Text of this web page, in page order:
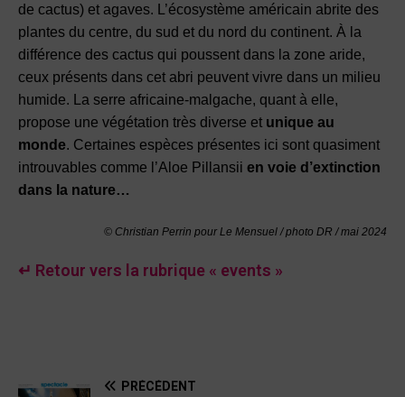
de cactus) et agaves. L’écosystème américain abrite des
plantes du centre, du sud et du nord du continent. À la
différence des cactus qui poussent dans la zone aride,
ceux présents dans cet abri peuvent vivre dans un milieu
humide. La serre africaine-malgache, quant à elle,
propose une végétation très diverse et unique au
monde. Certaines espèces présentes ici sont quasiment
introuvables comme l’Aloe Pillansii en voie d’extinction
dans la nature…
© Christian Perrin pour Le Mensuel / photo DR /mai 2024
↵ Retour vers la rubrique « events »
PRÉCÉDENT